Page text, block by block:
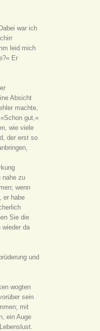
war ich
leid mich
Er
Absicht
machte,
gut,«
wie viele
der erst so
nahe zu
wenn
er habe
Sie die
da
und
wogten
sein
mit
ein Auge